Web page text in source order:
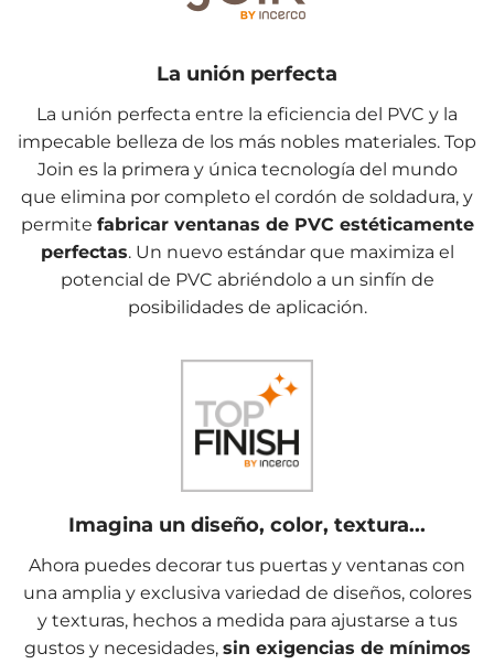
La unión perfecta
La unión perfecta entre la eficiencia del PVC y la
impecable belleza de los más nobles materiales. Top
Join es la primera y única tecnología del mundo
que elimina por completo el cordón de soldadura, y
permite fabricar ventanas de PVC estéticamente
perfectas. Un nuevo estándar que maximiza el
potencial de PVC abriéndolo a un sinfín de
posibilidades de aplicación.
Imagina un diseño, color, textura...
Ahora puedes decorar tus puertas y ventanas con
una amplia y exclusiva variedad de diseños, colores
y texturas, hechos a medida para ajustarse a tus
gustos y necesidades, sin exigencias de mínimos